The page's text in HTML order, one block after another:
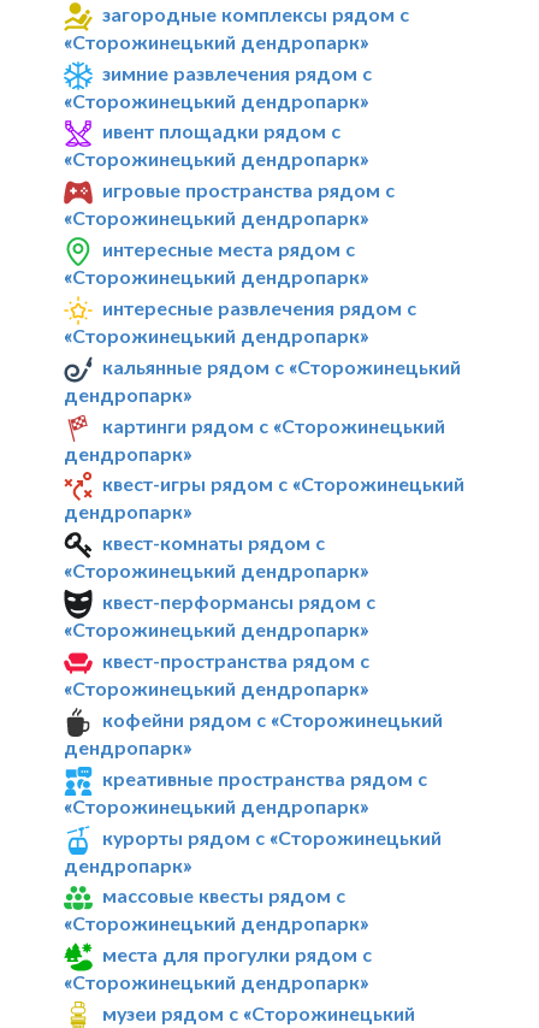
загородные комплексы рядом с
«Сторожинецький дендропарк»
зимние развлечения рядом с
«Сторожинецький дендропарк»
ивент площадки рядом с
«Сторожинецький дендропарк»
игровые пространства рядом с
«Сторожинецький дендропарк»
интересные места рядом с
«Сторожинецький дендропарк»
интересные развлечения рядом с
«Сторожинецький дендропарк»
кальянные рядом с «Сторожинецький
дендропарк»
картинги рядом с «Сторожинецький
дендропарк»
квест-игры рядом с «Сторожинецький
дендропарк»
квест-комнаты рядом с
«Сторожинецький дендропарк»
квест-перформансы рядом с
«Сторожинецький дендропарк»
квест-пространства рядом с
«Сторожинецький дендропарк»
кофейни рядом с «Сторожинецький
дендропарк»
креативные пространства рядом с
«Сторожинецький дендропарк»
курорты рядом с «Сторожинецький
дендропарк»
массовые квесты рядом с
«Сторожинецький дендропарк»
места для прогулки рядом с
«Сторожинецький дендропарк»
музеи рядом с «Сторожинецький